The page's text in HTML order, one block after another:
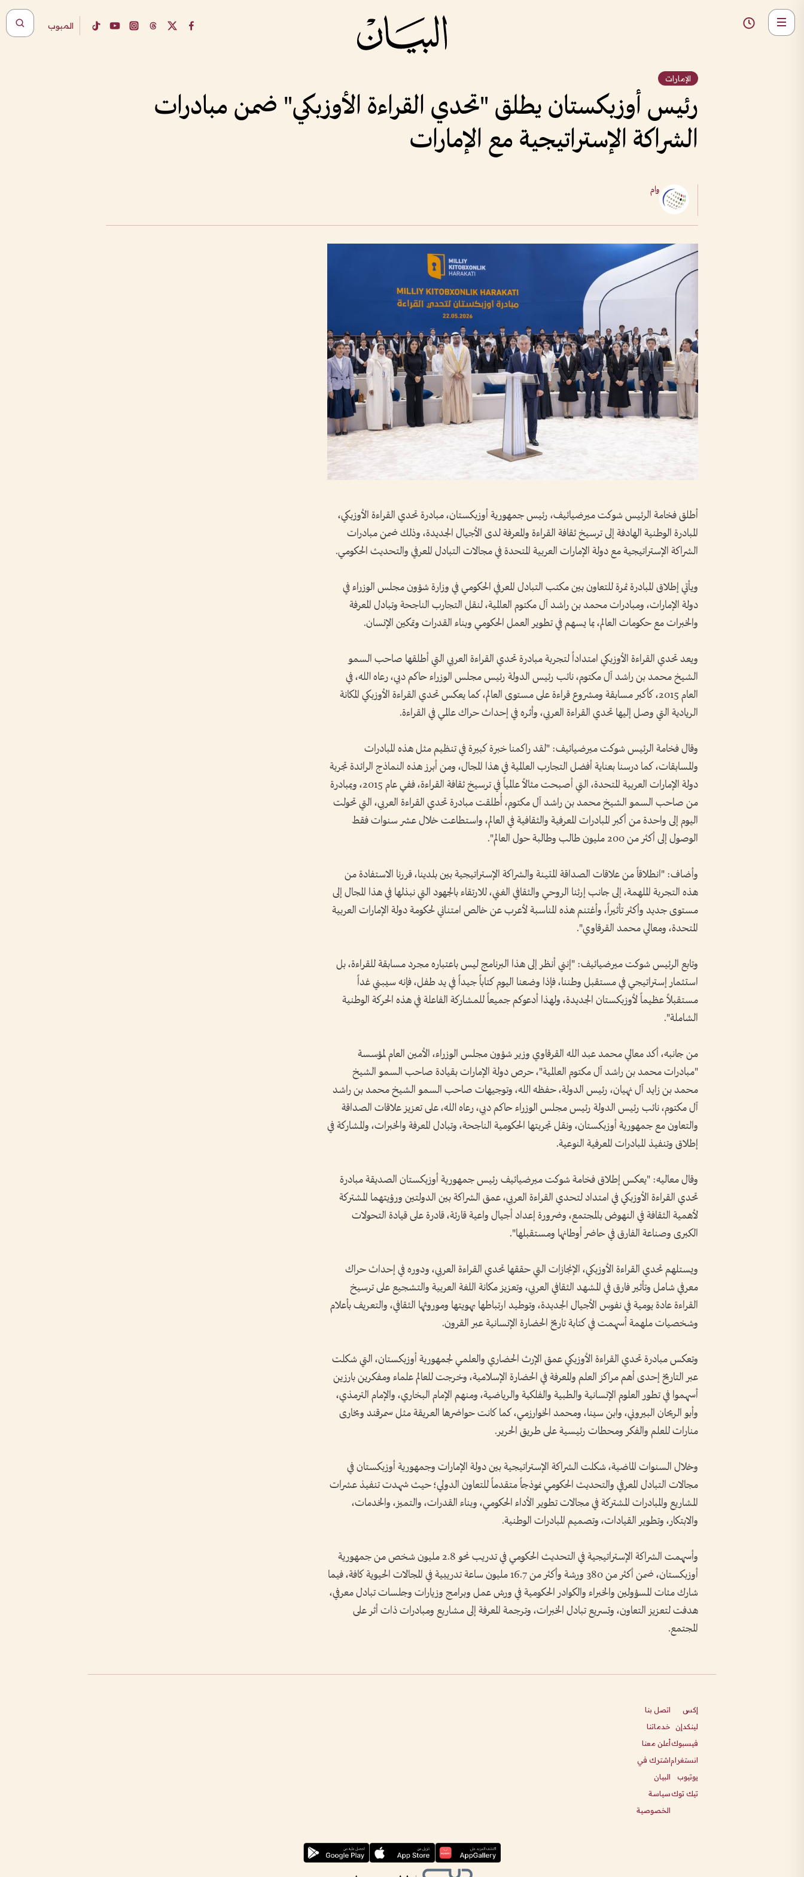
المبوب
الإمارات
رئيس أوزبكستان يطلق "تحدي القراءة الأوزبكي" ضمن مبادرات
الشراكة الإستراتيجية مع الإمارات
وام
أطلق فخامة الرئيس شوكت ميرضيائيف، رئيس جمهورية أوزبكستان، مبادرة تحدي القراءة الأوزبكي،
المبادرة الوطنية الهادفة إلى ترسيخ ثقافة القراءة والمعرفة لدى الأجيال الجديدة، وذلك ضمن مبادرات
الشراكة الإستراتيجية مع دولة الإمارات العربية المتحدة في مجالات التبادل المعرفي والتحديث الحكومي.
ويأتي إطلاق المبادرة ثمرة للتعاون بين مكتب التبادل المعرفي الحكومي في وزارة شؤون مجلس الوزراء في
دولة الإمارات، ومبادرات محمد بن راشد آل مكتوم العالمية، لنقل التجارب الناجحة وتبادل المعرفة
والخبرات مع حكومات العالم، بما يسهم في تطوير العمل الحكومي وبناء القدرات وتمكين الإنسان.
ويعد تحدي القراءة الأوزبكي امتداداً لتجربة مبادرة تحدي القراءة العربي التي أطلقها صاحب السمو
الشيخ محمد بن راشد آل مكتوم، نائب رئيس الدولة رئيس مجلس الوزراء حاكم دبي، رعاه الله، في
العام 2015، كأكبر مسابقة ومشروع قراءة على مستوى العالم، كما يعكس تحدي القراءة الأوزبكي المكانة
الريادية التي وصل إليها تحدي القراءة العربي، وأثره في إحداث حراك عالمي في القراءة.
وقال فخامة الرئيس شوكت ميرضيائيف: "لقد راكمنا خبرة كبيرة في تنظيم مثل هذه المبادرات
والمسابقات، كما درسنا بعناية أفضل التجارب العالمية في هذا المجال، ومن أبرز هذه النماذج الرائدة تجربة
دولة الإمارات العربية المتحدة، التي أصبحت مثالاً عالمياً في ترسيخ ثقافة القراءة، ففي عام 2015، وبمبادرة
من صاحب السمو الشيخ محمد بن راشد آل مكتوم، أُطلقت مبادرة تحدي القراءة العربي، التي تحولت
اليوم إلى واحدة من أكبر المبادرات المعرفية والثقافية في العالم، واستطاعت خلال عشر سنوات فقط
الوصول إلى أكثر من 200 مليون طالب وطالبة حول العالم".
وأضاف: "انطلاقاً من علاقات الصداقة المتينة والشراكة الإستراتيجية بين بلدينا، قررنا الاستفادة من
هذه التجربة الملهمة، إلى جانب إرثنا الروحي والثقافي الغني، للارتقاء بالجهود التي نبذلها في هذا المجال إلى
مستوى جديد وأكثر تأثيراً، وأغتنم هذه المناسبة لأعرب عن خالص امتناني لحكومة دولة الإمارات العربية
المتحدة، ومعالي محمد القرقاوي".
وتابع الرئيس شوكت ميرضيائيف: "إنني أنظر إلى هذا البرنامج ليس باعتباره مجرد مسابقة للقراءة، بل
استثمار إستراتيجي في مستقبل وطننا، فإذا وضعنا اليوم كتاباً جيداً في يد طفل، فإنه سيبني غداً
مستقبلاً عظيماً لأوزبكستان الجديدة، ولهذا أدعوكم جميعاً للمشاركة الفاعلة في هذه الحركة الوطنية
الشاملة".
من جانبه، أكد معالي محمد عبد الله القرقاوي وزير شؤون مجلس الوزراء، الأمين العام لمؤسسة
"مبادرات محمد بن راشد آل مكتوم العالمية"، حرص دولة الإمارات بقيادة صاحب السمو الشيخ
محمد بن زايد آل نهيان، رئيس الدولة، حفظه الله، وتوجيهات صاحب السمو الشيخ محمد بن راشد
آل مكتوم، نائب رئيس الدولة رئيس مجلس الوزراء حاكم دبي، رعاه الله، على تعزيز علاقات الصداقة
والتعاون مع جمهورية أوزبكستان، ونقل تجربتها الحكومية الناجحة، وتبادل المعرفة والخبرات، والمشاركة في
إطلاق وتنفيذ المبادرات المعرفية النوعية.
وقال معاليه: "يعكس إطلاق فخامة شوكت ميرضيائيف رئيس جمهورية أوزبكستان الصديقة مبادرة
تحدي القراءة الأوزبكي في امتداد لتحدي القراءة العربي، عمق الشراكة بين الدولتين ورؤيتهما المشتركة
لأهمية الثقافة في النهوض بالمجتمع، وضرورة إعداد أجيال واعية قارئة، قادرة على قيادة التحولات
الكبرى وصناعة الفارق في حاضر أوطانها ومستقبلها".
ويستلهم تحدي القراءة الأوزبكي، الإنجازات التي حققها تحدي القراءة العربي، ودوره في إحداث حراك
معرفي شامل وتأثير فارق في المشهد الثقافي العربي، وتعزيز مكانة اللغة العربية والتشجيع على ترسيخ
القراءة عادة يومية في نفوس الأجيال الجديدة، وتوطيد ارتباطها بهويتها وموروثها الثقافي، والتعريف بأعلام
وشخصيات ملهمة أسهمت في كتابة تاريخ الحضارة الإنسانية عبر القرون.
وتعكس مبادرة تحدي القراءة الأوزبكي عمق الإرث الحضاري والعلمي لجمهورية أوزبكستان، التي شكلت
عبر التاريخ إحدى أهم مراكز العلم والمعرفة في الحضارة الإسلامية، وخرجت للعالم علماء ومفكرين بارزين
أسهموا في تطور العلوم الإنسانية والطبية والفلكية والرياضية، ومنهم الإمام البخاري، والإمام الترمذي،
وأبو الريحان البيروني، وابن سينا، ومحمد الخوارزمي، كما كانت حواضرها العريقة مثل سمرقند وبخارى
منارات للعلم والفكر ومحطات رئيسية على طريق الحرير.
وخلال السنوات الماضية، شكلت الشراكة الإستراتيجية بين دولة الإمارات وجمهورية أوزبكستان في
مجالات التبادل المعرفي والتحديث الحكومي نموذجاً متقدماً للتعاون الدولي؛ حيث شهدت تنفيذ عشرات
المشاريع والمبادرات المشتركة في مجالات تطوير الأداء الحكومي، وبناء القدرات، والتميز، والخدمات،
والابتكار، وتطوير القيادات، وتصميم المبادرات الوطنية.
وأسهمت الشراكة الإستراتيجية في التحديث الحكومي في تدريب نحو 2.8 مليون شخص من جمهورية
أوزبكستان، ضمن أكثر من 380 ورشة وأكثر من 16.7 مليون ساعة تدريبية في المجالات الحيوية كافة، فيما
شارك مئات المسؤولين والخبراء والكوادر الحكومية في ورش عمل وبرامج وزيارات وجلسات تبادل معرفي،
هدفت لتعزيز التعاون، وتسريع تبادل الخبرات، وترجمة المعرفة إلى مشاريع ومبادرات ذات أثر على
المجتمع.
إكس
لينكدإن
فيسبوك
انستغرام
يوتيوب
تيك توك
اتصل بنا
خدماتنا
أعلن معنا
اشترك في
البيان
سياسة
الخصوصية